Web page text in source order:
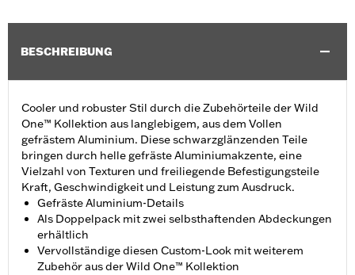
BESCHREIBUNG
Cooler und robuster Stil durch die Zubehörteile der Wild
One™ Kollektion aus langlebigem, aus dem Vollen
gefrästem Aluminium. Diese schwarzglänzenden Teile
bringen durch helle gefräste Aluminiumakzente, eine
Vielzahl von Texturen und freiliegende Befestigungsteile
Kraft, Geschwindigkeit und Leistung zum Ausdruck.
Gefräste Aluminium-Details
Als Doppelpack mit zwei selbsthaftenden Abdeckungen
erhältlich
Vervollständige diesen Custom-Look mit weiterem
Zubehör aus der Wild One™ Kollektion